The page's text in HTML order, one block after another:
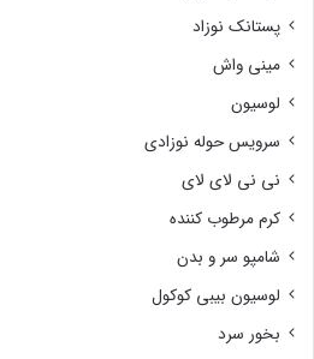
پستانک نوزاد
مینی واش
لوسیون
سرویس حوله نوزادی
نی نی لای لای
کرم مرطوب کننده
شامپو سر و بدن
لوسیون بیبی کوکول
بخور سرد